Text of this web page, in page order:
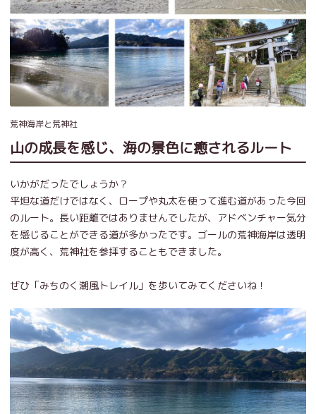
荒神海岸と荒神社
山の成長を感じ、海の景色に癒されるルート
いかがだったでしょうか？
平坦な道だけではなく、ロープや丸太を使って進む道があった今回
のルート。長い距離ではありませんでしたが、アドベンチャー気分
を感じることができる道が多かったです。ゴールの荒神海岸は透明
度が高く、荒神社を参拝することもできました。
ぜひ「みちのく潮風トレイル」を歩いてみてくださいね！